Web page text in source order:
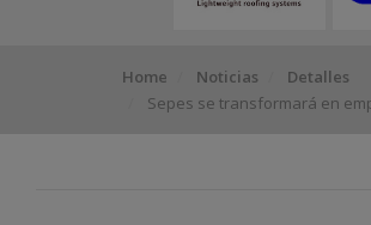
Home Noticias
Detalles
Sepes se transformará en